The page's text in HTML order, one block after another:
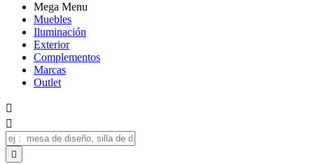
Mega Menu
Muebles
Iluminación
Exterior
Complementos
Marcas
Outlet


